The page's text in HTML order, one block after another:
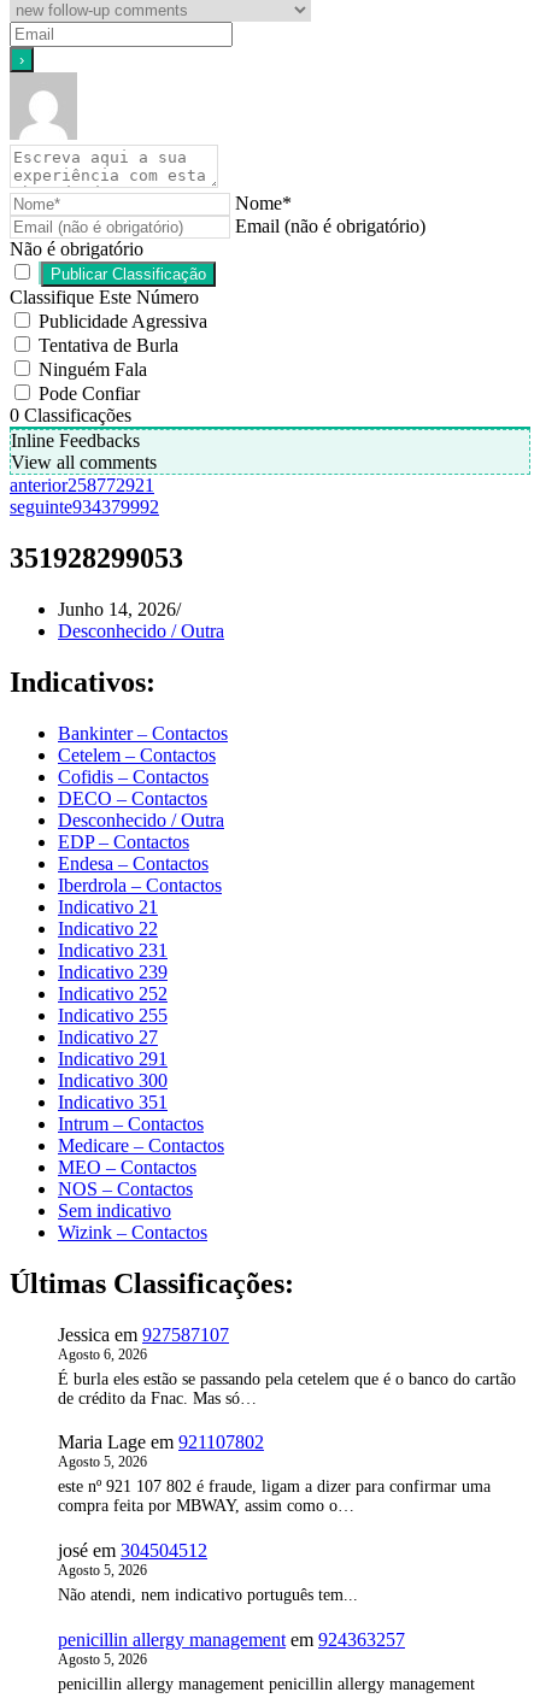
Nome*
Email (não é obrigatório)
Não é obrigatório
Classifique Este Número
Publicidade Agressiva
Tentativa de Burla
Ninguém Fala
Pode Confiar
0 Classificações
Inline Feedbacks
View all comments
anterior258772921
seguinte934379992
351928299053
Junho 14, 2026
Desconhecido / Outra
Indicativos:
Bankinter – Contactos
Cetelem – Contactos
Cofidis – Contactos
DECO – Contactos
Desconhecido / Outra
EDP – Contactos
Endesa – Contactos
Iberdrola – Contactos
Indicativo 21
Indicativo 22
Indicativo 231
Indicativo 239
Indicativo 252
Indicativo 255
Indicativo 27
Indicativo 291
Indicativo 300
Indicativo 351
Intrum – Contactos
Medicare – Contactos
MEO – Contactos
NOS – Contactos
Sem indicativo
Wizink – Contactos
Últimas Classificações:
Jessica em 927587107
Agosto 6, 2026
É burla eles estão se passando pela cetelem que é o banco do cartão
de crédito da Fnac. Mas só…
Maria Lage em 921107802
Agosto 5, 2026
este nº 921 107 802 é fraude, ligam a dizer para confirmar uma
compra feita por MBWAY, assim como o…
josé em 304504512
Agosto 5, 2026
Não atendi, nem indicativo português tem...
penicillin allergy management em 924363257
Agosto 5, 2026
penicillin allergy management penicillin allergy management